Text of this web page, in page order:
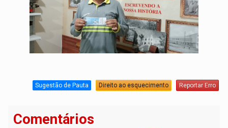
Sugestão de Pauta Direito ao esquecimento Reportar Erro
Comentários